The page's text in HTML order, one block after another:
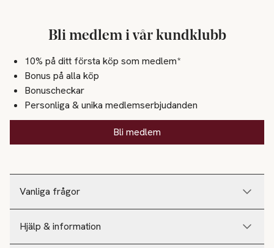
Vanliga frågor
Hjälp & information
Bli medlem i vår kundklubb
10% på ditt första köp som medlem*
Bonus på alla köp
Bonuscheckar
Personliga & unika medlemserbjudanden
Bli medlem